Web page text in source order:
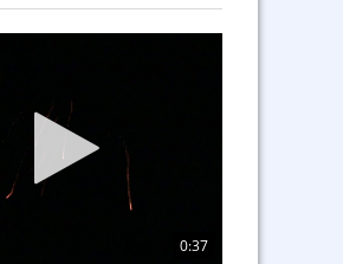
- Schleife
05. 08. 2026, 14:34 Uhr
hehe💀
05. 08. 2026, 14:31 Uhr
0:37